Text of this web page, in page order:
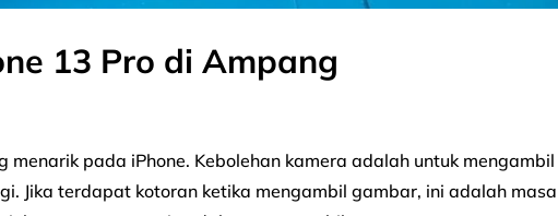
13 Pro di Ampang
menarik pada iPhone. Kebolehan kamera adalah untuk mengambil
Jika terdapat kotoran ketika mengambil gambar, ini adalah